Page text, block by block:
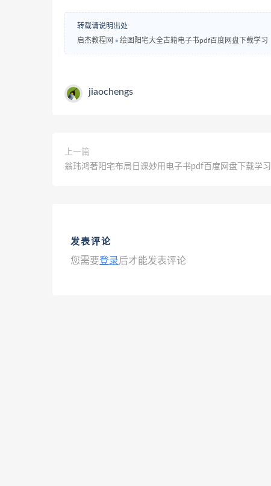
转载请说明出处
启杰教程网 » 绘图阳宅大全古籍电子书pdf百度网盘下载学习
jiaochengs
上一篇
翁玮鸿著阳宅布局日课妙用电子书pdf百度网盘下载学习
发表评论
您需要登录后才能发表评论